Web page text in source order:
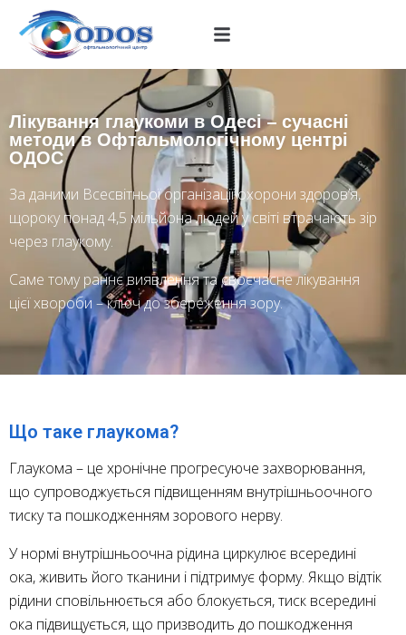
Лікування глаукоми в Одесі – сучасні
методи в Офтальмологічному центрі
ОДОС
За даними Всесвітньої організації охорони здоров’я,
щороку понад 4,5 мільйона людей у світі втрачають зір
через глаукому.
Саме тому раннє виявлення та своєчасне лікування
цієї хвороби – ключ до збереження зору.
Що таке глаукома?
Глаукома – це хронічне прогресуюче захворювання,
що супроводжується підвищенням внутрішньоочного
тиску та пошкодженням зорового нерву.
У нормі внутрішньоочна рідина циркулює всередині
ока, живить його тканини і підтримує форму. Якщо відтік
рідини сповільнюється або блокується, тиск всередині
ока підвищується, що призводить до пошкодження